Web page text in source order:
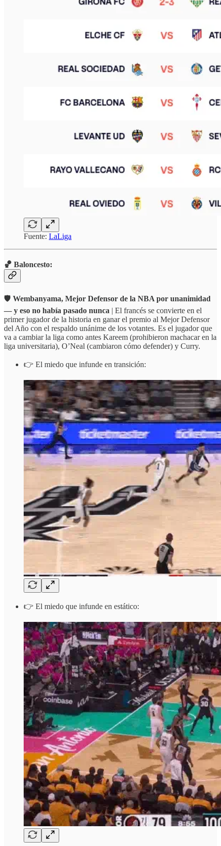
Fuente: LaLiga
🏀 Baloncesto:
🛡️ Wembanyama, Mejor Defensor de la NBA por unanimidad
— y eso no había pasado nunca | El francés se convierte en el
primer jugador de la historia en ganar el premio al Mejor Defensor
del Año con el respaldo unánime de los votantes. Es el jugador que
va a cambiar la liga como antes Kareem (prohibieron machacar en la
liga universitaria), O’Neal (cambiaron cómo defender) y Curry.
👉 El miedo que infunde en transición:
👉 El miedo que infunde en estático: